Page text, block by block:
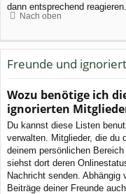
dann entsprechend reagieren.
Nach oben
Freunde und
Wozu benötige ich
ignorierten
Du kannst diese Listen
verwalten. Mitglieder, die du
deinem persönlichen
siehst dort deren
Nachricht senden.
Beiträge deiner Freunde